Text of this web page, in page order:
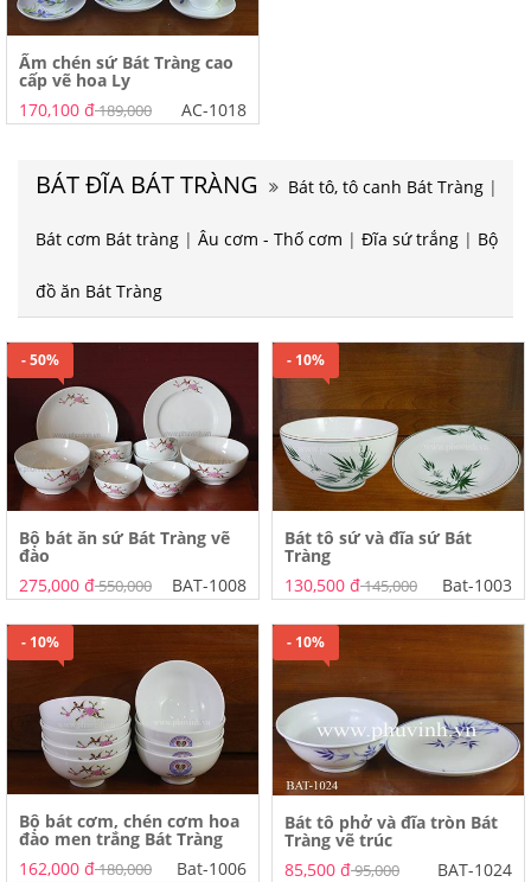
Ấm chén sứ Bát Tràng cao
cấp vẽ hoa Ly
170,100 đ189,000 AC-1018
BÁT ĐĨA BÁT TRÀNG Bát tô, tô canh Bát Tràng |
Bát cơm Bát tràng | Âu cơm - Thố cơm | Đĩa sứ trắng | Bộ
đồ ăn Bát Tràng
- 50%
Bộ bát ăn sứ Bát Tràng vẽ
đào
275,000 đ550,000 BAT-1008
- 10%
Bát tô sứ và đĩa sứ Bát
Tràng
130,500 đ145,000 Bat-1003
- 10%
Bộ bát cơm, chén cơm hoa
đào men trắng Bát Tràng
162,000 đ180,000 Bat-1006
- 10%
Bát tô phở và đĩa tròn Bát
Tràng vẽ trúc
85,500 đ95,000 BAT-1024